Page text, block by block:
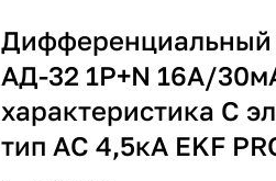
Дифференциальный
АД-32 1Р+N 16А/
характеристика C
тип AС 4,5кА EKF